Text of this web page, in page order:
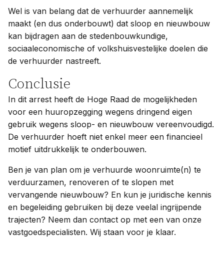
Wel is van belang dat de verhuurder aannemelijk
maakt (en dus onderbouwt) dat sloop en nieuwbouw
kan bijdragen aan de stedenbouwkundige,
sociaaleconomische of volkshuisvestelijke doelen die
de verhuurder nastreeft.
Conclusie
In dit arrest heeft de Hoge Raad de mogelijkheden
voor een huuropzegging wegens dringend eigen
gebruik wegens sloop- en nieuwbouw vereenvoudigd.
De verhuurder hoeft niet enkel meer een financieel
motief uitdrukkelijk te onderbouwen.
Ben je van plan om je verhuurde woonruimte(n) te
verduurzamen, renoveren of te slopen met
vervangende nieuwbouw? En kun je juridische kennis
en begeleiding gebruiken bij deze veelal ingrijpende
trajecten? Neem dan contact op met een van onze
vastgoedspecialisten. Wij staan voor je klaar.